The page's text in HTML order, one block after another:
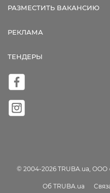
РАЗМЕСТИТЬ ВАКАНСИЮ
РЕКЛАМА
ТЕНДЕРЫ
© 2004-2026 TRUBA.ua, ООО
Об TRUBA.ua